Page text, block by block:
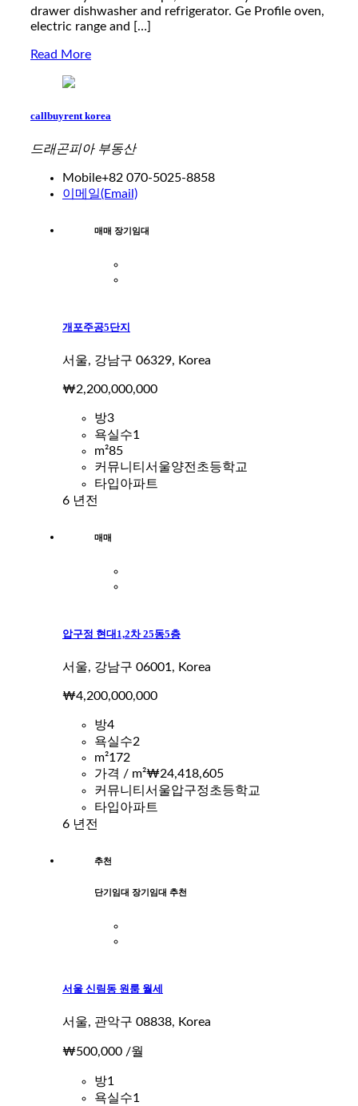
drawer dishwasher and refrigerator. Ge Profile oven,
electric range and […]
Read More
callbuyrent korea
드래곤피아 부동산
Mobile+82 070-5025-8858
이메일(Email)
매매 장기임대
개포주공5단지
서울, 강남구 06329, Korea
₩2,200,000,000
방3
욕실수1
m²85
커뮤니티 서울양전초등학교
타입아파트
6 년전
매매
압구정 현대1,2차 25동5층
서울, 강남구 06001, Korea
₩4,200,000,000
방4
욕실수2
m²172
가격 / m²₩24,418,605
커뮤니티 서울압구정초등학교
타입아파트
6 년전
추천
단기임대 장기임대 추천
서울 신림동 원룸 월세
서울, 관악구 08838, Korea
₩500,000 /월
방1
욕실수1